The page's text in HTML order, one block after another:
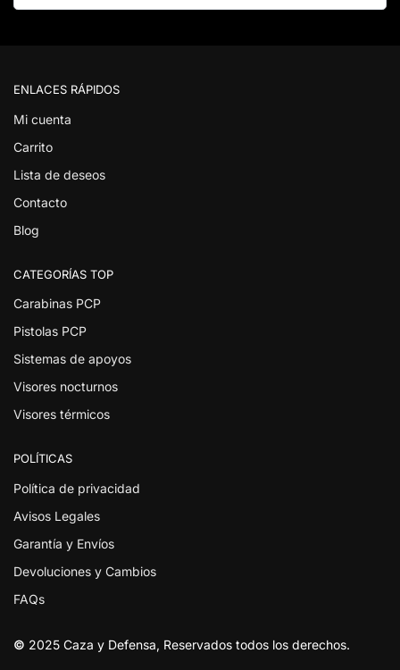
ENLACES RÁPIDOS
Mi cuenta
Carrito
Lista de deseos
Contacto
Blog
CATEGORÍAS TOP
Carabinas PCP
Pistolas PCP
Sistemas de apoyos
Visores nocturnos
Visores térmicos
POLÍTICAS
Política de privacidad
Avisos Legales
Garantía y Envíos
Devoluciones y Cambios
FAQs
© 2025 Caza y Defensa, Reservados todos los derechos.